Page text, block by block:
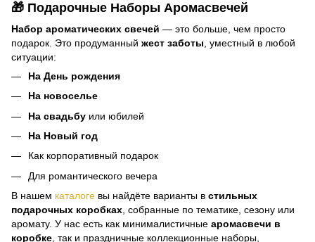
🎁 Подарочные Наборы Аромасвечей
Набор ароматических свечей — это больше, чем просто
подарок. Это продуманный жест заботы , уместный в любой
ситуации:
На День рождения
На новоселье
На свадьбу или юбилей
На Новый год
Как корпоративный подарок
Для романтического вечера
В нашем каталоге вы найдёте варианты в стильных
подарочных коробках , собранные по тематике, сезону или
аромату. У нас есть как минималистичные аромасвечи в
коробке , так и праздничные коллекционные наборы,